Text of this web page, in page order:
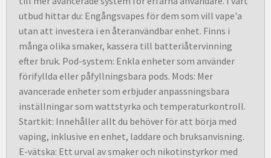
utbud hittar du: Engångsvapes för dem som vill vape'a
utan att investera i en återanvändbar enhet. Finns i
många olika smaker, kassera till batteriåtervinning
efter bruk. Pod-system: Enkla enheter som använder
förifyllda eller påfyllningsbara pods. Mods: Mer
avancerade enheter som erbjuder anpassningsbara
inställningar som wattstyrka och temperaturkontroll.
Startkit: Innehåller allt du behöver för att börja med
vaping, inklusive en enhet, laddare och bruksanvisning.
E-vätska: Ett urval av smaker och nikotinstyrkor med